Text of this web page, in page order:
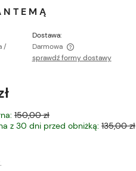
/
Dostawa:
Darmowa
sprawdź formy dostawy
150,00 zł
z 30 dni przed obniżką: 135,00 zł